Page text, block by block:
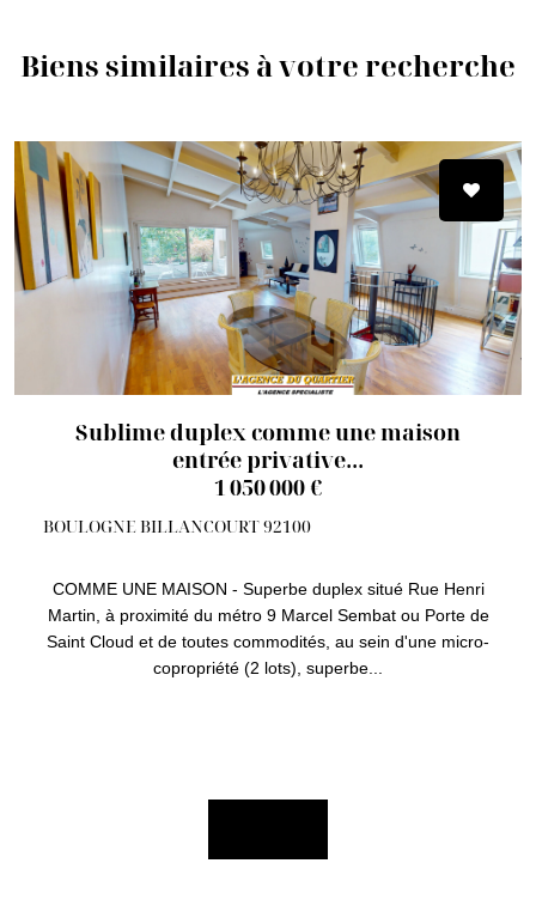
Biens similaires à votre recherche
Sublime duplex comme une maison
entrée privative...
1 050 000 €
BOULOGNE BILLANCOURT 92100
COMME UNE MAISON - Superbe duplex situé Rue Henri
Martin, à proximité du métro 9 Marcel Sembat ou Porte de
Saint Cloud et de toutes commodités, au sein d'une micro-
copropriété (2 lots), superbe...